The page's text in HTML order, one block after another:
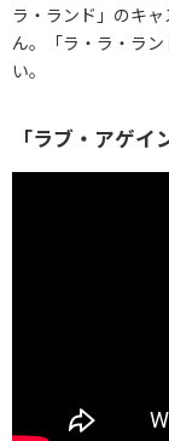
ラ・ランド」のキ
ん。「ラ・ラ・ラ
い。
「ラブ・アゲイ